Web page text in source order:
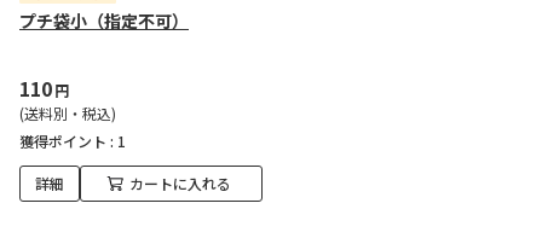
プチ袋小（指定不可）
110円
(送料別・税込)
獲得ポイント : 1
詳細 カートに入れる